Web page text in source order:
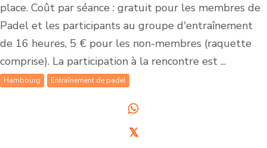
place. Coût par séance : gratuit pour les membres de
Padel et les participants au groupe d'entraînement
de 16 heures, 5 € pour les non-membres (raquette
comprise). La participation à la rencontre est ...
Hambourg Entraînement de padel
𝕏